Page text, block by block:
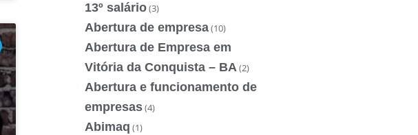
13º salário(3)
Abertura de empresa(10)
Abertura de Empresa em
Vitória da Conquista – BA(2)
Abertura e funcionamento de
empresas(4)
Abimaq (1)